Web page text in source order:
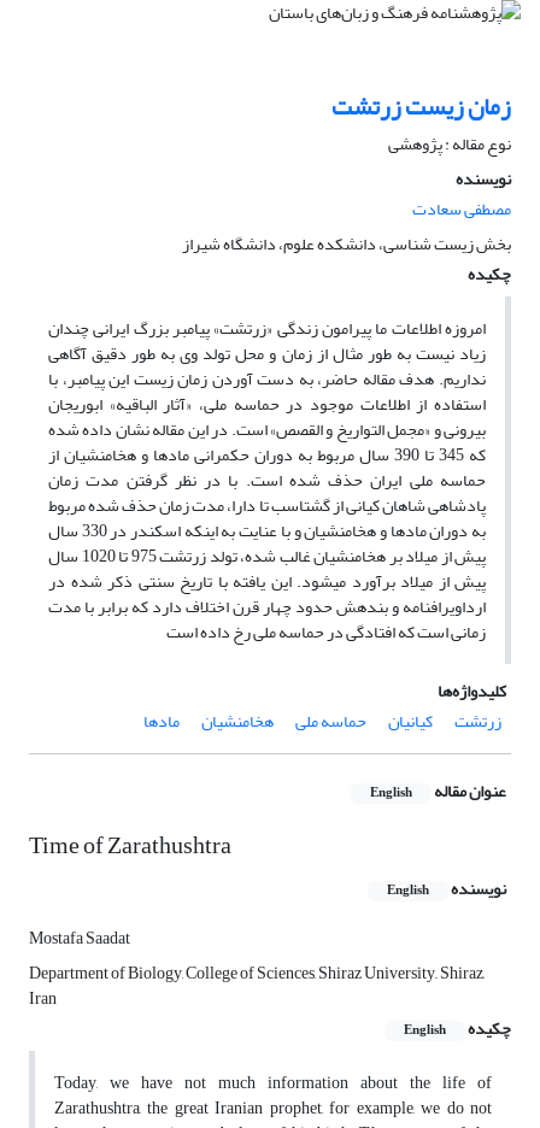
زمان زیست زرتشت
نوع مقاله : پژوهشی
نویسنده
مصطفی سعادت
بخش زیست شناسی، دانشکده علوم، دانشگاه شیراز
چکیده
امروزه اطلاعات ما پیرامون زندگی «زرتشت» پیامبر بزرگ ایرانی چندان
زیاد نیست به طور مثال از زمان و محل تولد وی به طور دقیق آگاهی
نداریم. هدف مقاله حاضر، به دست آوردن زمان زیست این پیامبر، با
استفاده از اطلاعات موجود در حماسه ملی، «آثار الباقیه» ابوریجان
بیرونی و «مجمل التواریخ و القصص» است. در این مقاله نشان داده شده
که 345 تا 390 سال مربوط به دوران حکمرانی مادها و هخامنشیان از
حماسه ملی ایران حذف شده است. با در نظر گرفتن مدت زمان
پادشاهی شاهان کیانی از گشتاسب تا دارا، مدت زمان حذف شده مربوط
به دوران مادها و هخامنشیان و با عنایت به اینکه اسکندر در 330 سال
پیش از میلاد بر هخامنشیان غالب شده، تولد زرتشت 975 تا 1020 سال
پیش از میلاد برآورد می‏شود. این یافته با تاریخ سنتی ذکر شده در
ارداویرافنامه و بندهش حدود چهار قرن اختلاف دارد که برابر با مدت
زمانی است که افتادگی در حماسه ملی رخ داده است
کلیدواژه‌ها
زرتشت
کیانیان حماسه ملی هخامنشیان مادها
عنوان مقاله English
Time of Zarathushtra
نویسنده English
Mostafa Saadat
Department of Biology, College of Sciences, Shiraz University,, Shiraz,
Iran
چکیده
English
Today, we have not much information about the life of
Zarathushtra, the great Iranian prophet, for example, we do not